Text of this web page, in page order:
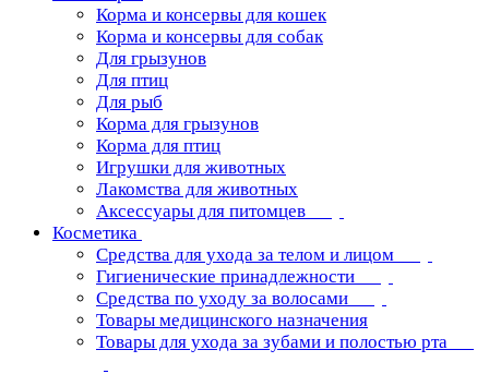
Корма и консервы для кошек
Корма и консервы для собак
Для грызунов
Для птиц
Для рыб
Корма для грызунов
Корма для птиц
Игрушки для животных
Лакомства для животных
Аксессуары для питомцев
Косметика
Средства для ухода за телом и лицом
Гигиенические принадлежности
Средства по уходу за волосами
Товары медицинского назначения
Товары для ухода за зубами и полостью рта